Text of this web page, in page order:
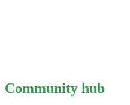
Community hub